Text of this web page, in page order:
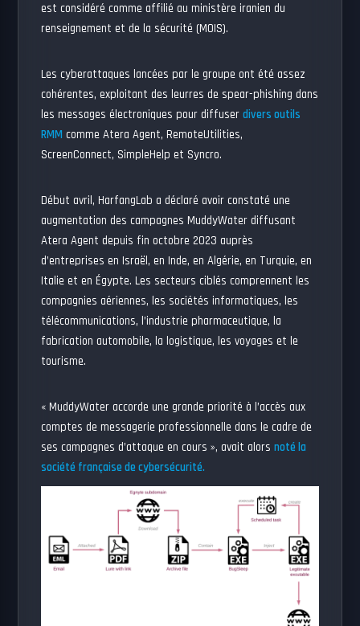
est considéré comme affilié au ministère iranien du
renseignement et de la sécurité (MOIS).
Les cyberattaques lancées par le groupe ont été assez
cohérentes, exploitant des leurres de spear-phishing dans
les messages électroniques pour diffuserdivers outils
RMM comme Atera Agent, RemoteUtilities,
ScreenConnect, SimpleHelp et Syncro.
Début avril, HarfangLab a déclaré avoir constaté une
augmentation des campagnes MuddyWater diffusant
Atera Agent depuis fin octobre 2023 auprès
d’entreprises en Israël, en Inde, en Algérie, en Turquie, en
Italie et en Égypte. Les secteurs ciblés comprennent les
compagnies aériennes, les sociétés informatiques, les
télécommunications, l’industrie pharmaceutique, la
fabrication automobile, la logistique, les voyages et le
tourisme.
« MuddyWater accorde une grande priorité à l’accès aux
comptes de messagerie professionnelle dans le cadre de
ses campagnes d’attaque en cours », avait alorsnoté la
société française de cybersécurité.